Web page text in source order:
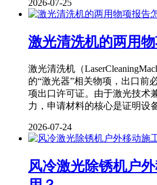
2026-07-25
激光清洗机的两用
激光清洗机（
的“激光器”相关物项，出口前
项出口许可证。由于激光技术
力，申请材料的核心是证明设
2026-07-24
风冷激光除锈机户